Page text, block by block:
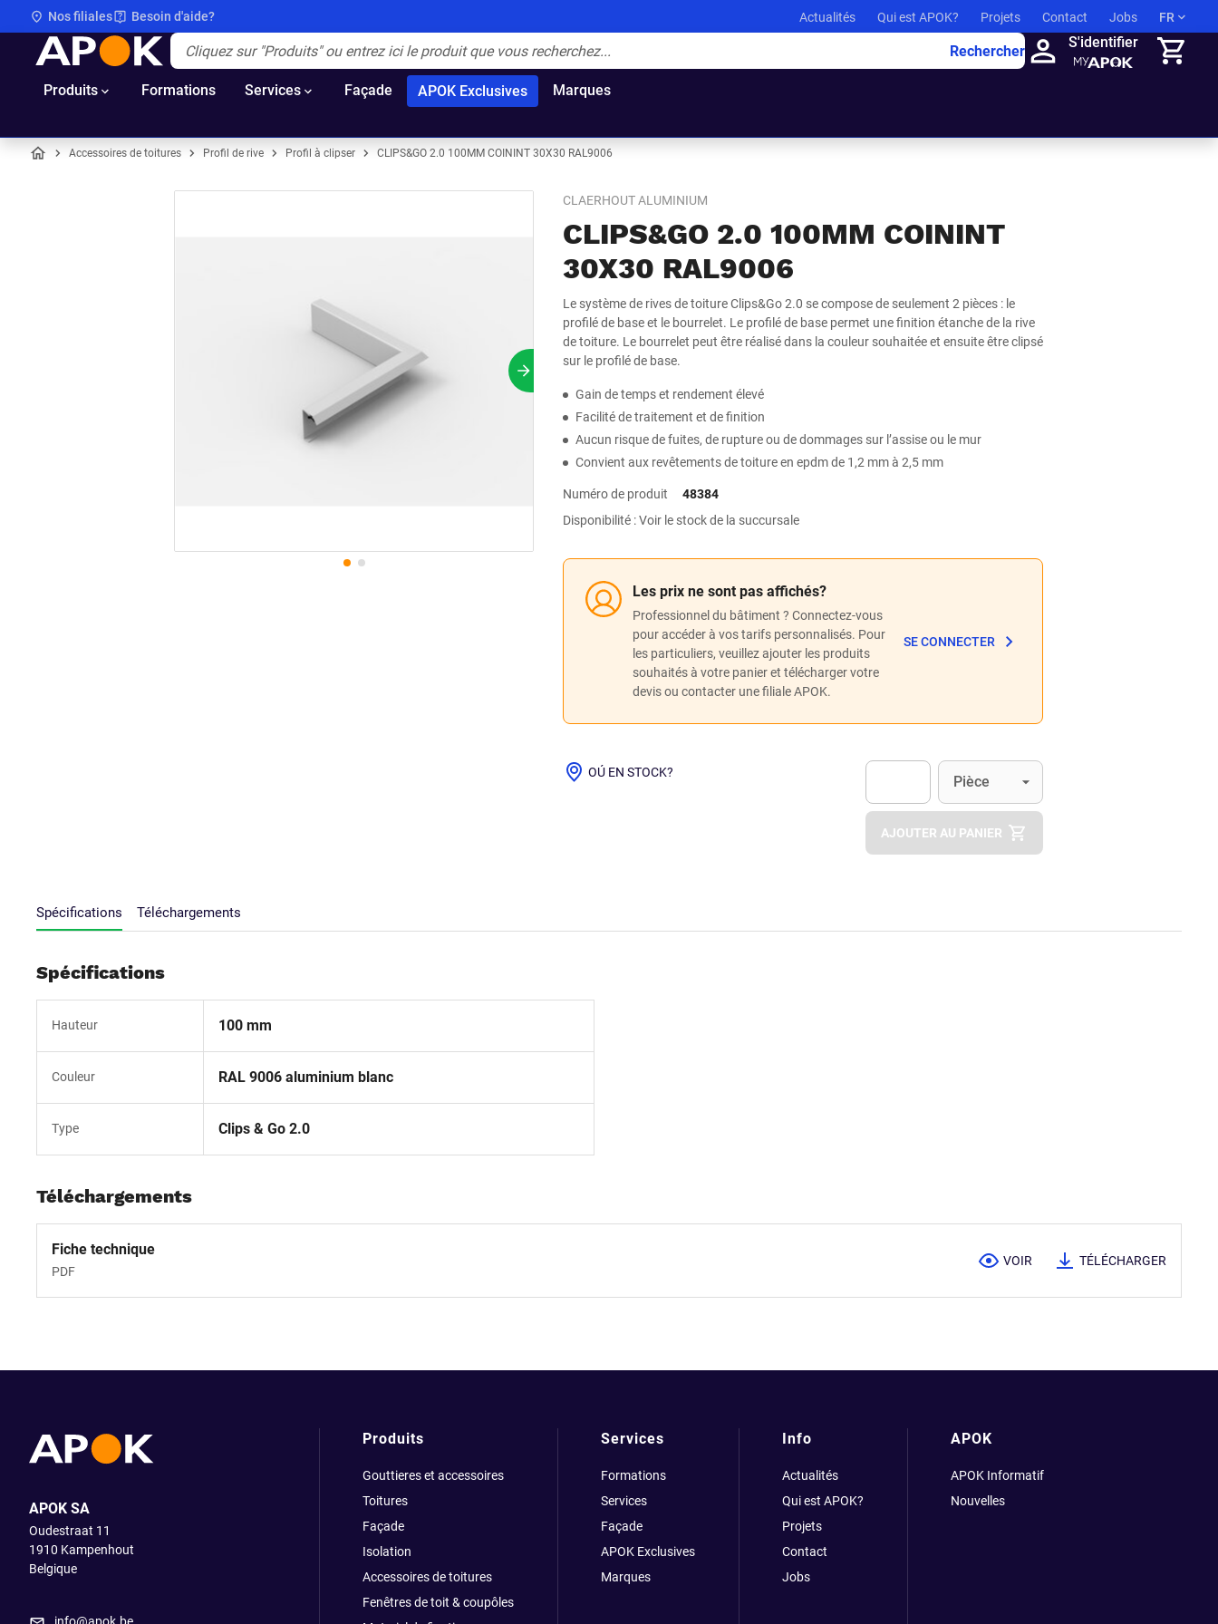
Nos filiales Besoin d'aide? Actualités Qui est APOK? Projets Contact Jobs FR
APOK Rechercher
S'identifier
Produits Formations Services Façade APOK Exclusives Marques
Accessoires de toitures Profil de rive Profil à clipser CLIPS&GO 2.0 100MM COININT 30X30 RAL9006
CLAERHOUT ALUMINIUM
CLIPS&GO 2.0 100MM COININT
30X30 RAL9006
Le système de rives de toiture Clips&Go 2.0 se compose de seulement 2 pièces : le
profilé de base et le bourrelet. Le profilé de base permet une finition étanche de la rive
de toiture. Le bourrelet peut être réalisé dans la couleur souhaitée et ensuite être clipsé
sur le profilé de base.
Gain de temps et rendement élevé
Facilité de traitement et de finition
Aucun risque de fuites, de rupture ou de dommages sur l’assise ou le mur
Convient aux revêtements de toiture en epdm de 1,2 mm à 2,5 mm
Prochain slide
Numéro de produit
48384
Disponibilité : Voir le stock de la succursale
Les prix ne sont pas affichés?
Professionnel du bâtiment ? Connectez-vous
pour accéder à vos tarifs personnalisés. Pour
les particuliers, veuillez ajouter les produits
souhaités à votre panier et télécharger votre
devis ou contacter une filiale APOK.
SE CONNECTER
OÚ EN STOCK?
Apok.Product.Detail.AddToCart.Quantity
Unité
Pièce
AJOUTER AU PANIER
Spécifications Téléchargements
Spécifications
Hauteur 100 mm
Couleur RAL 9006 aluminium blanc
Type Clips & Go 2.0
Téléchargements
Fiche technique
PDF
VOIR TÉLÉCHARGER
APOK SA
Oudestraat 11
1910 Kampenhout
Belgique
Produits
Gouttieres et accessoires
Toitures
Façade
Isolation
Accessoires de toitures
Fenêtres de toit & coupôles
Services
Formations
Services
Façade
APOK Exclusives
Marques
Info
Actualités
Qui est APOK?
Projets
Contact
Jobs
APOK
APOK Informatif
Nouvelles